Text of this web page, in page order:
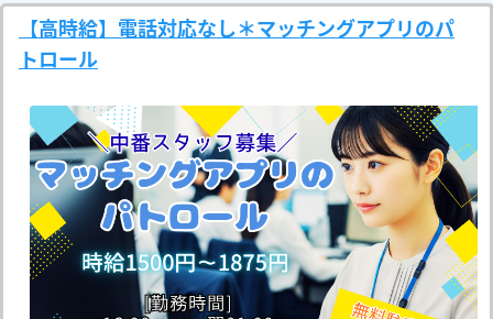
【高時給】電話対応なし＊マッチングアプリのパ
トロール